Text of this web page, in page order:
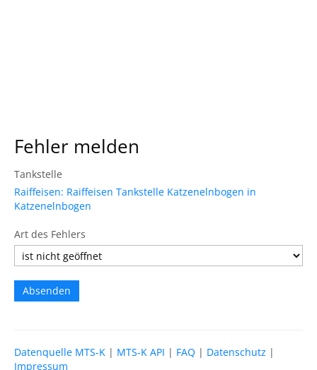
Fehler melden
Tankstelle
Raiffeisen: Raiffeisen Tankstelle Katzenelnbogen in
Katzenelnbogen
Art des Fehlers
Datenquelle MTS-K | MTS-K API | FAQ | Datenschutz |
Impressum